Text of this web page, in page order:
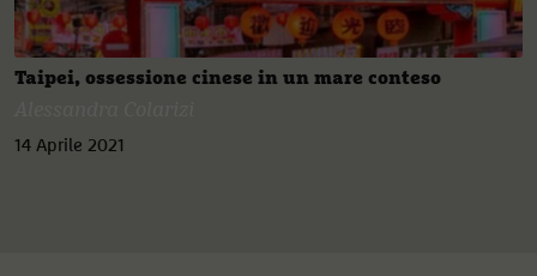
Taipei, ossessione cinese in un mare conteso
14 Aprile 2021